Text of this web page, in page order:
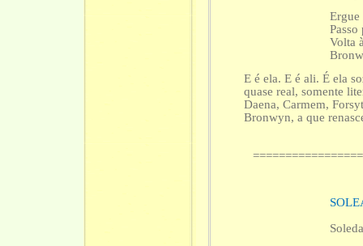
Ergue
Volta
E é ela. E é ali. É ela
quase real, somente
Daena, Carmem,
Bronwyn, a que renasce